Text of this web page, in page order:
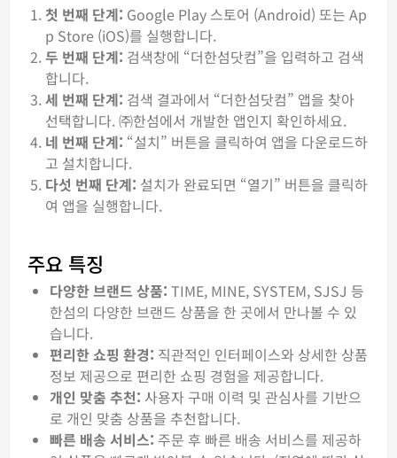
첫 번째 단계: Google Play 스토어 (Android) 또는 Ap
p Store (iOS)를 실행합니다.
두 번째 단계: 검색창에 “더한섬닷컴”을 입력하고 검색
합니다.
세 번째 단계: 검색 결과에서 “더한섬닷컴” 앱을 찾아
선택합니다. ㈜한섬에서 개발한 앱인지 확인하세요.
네 번째 단계: “설치” 버튼을 클릭하여 앱을 다운로드하
고 설치합니다.
다섯 번째 단계: 설치가 완료되면 “열기” 버튼을 클릭하
여 앱을 실행합니다.
주요 특징
다양한 브랜드 상품: TIME, MINE, SYSTEM, SJSJ 등
한섬의 다양한 브랜드 상품을 한 곳에서 만나볼 수 있
습니다.
편리한 쇼핑 환경: 직관적인 인터페이스와 상세한 상품
정보 제공으로 편리한 쇼핑 경험을 제공합니다.
개인 맞춤 추천: 사용자 구매 이력 및 관심사를 기반으
로 개인 맞춤 상품을 추천합니다.
빠른 배송 서비스: 주문 후 빠른 배송 서비스를 제공하